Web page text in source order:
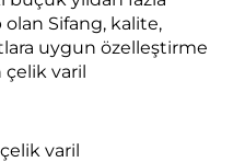
Sifang, kalite,
uygun özelleştirme
çelik varil
çelik varil